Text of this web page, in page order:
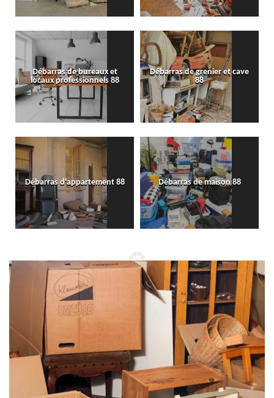
Débarras de bureaux et
locaux professionnels 88
Débarras de grenier et cave
88
Débarras d'appartement 88 Débarras de maison 88